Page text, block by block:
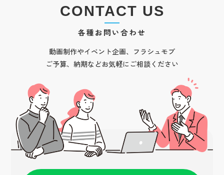
CONTACT US
各種お問い合わせ
動画制作やイベント企画、フラシュモブ
ご予算、納期などお気軽にご相談ください